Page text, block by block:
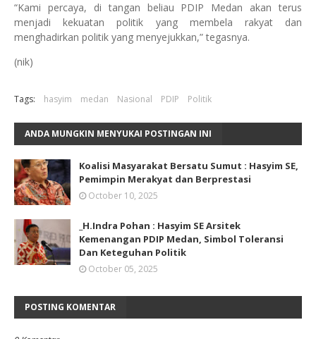
“Kami percaya, di tangan beliau PDIP Medan akan terus
menjadi kekuatan politik yang membela rakyat dan
menghadirkan politik yang menyejukkan,” tegasnya.
(nik)
Tags: hasyim medan Nasional PDIP Politik
ANDA MUNGKIN MENYUKAI POSTINGAN INI
Koalisi Masyarakat Bersatu Sumut : Hasyim SE,
Pemimpin Merakyat dan Berprestasi
October 10, 2025
_H.Indra Pohan : Hasyim SE Arsitek
Kemenangan PDIP Medan, Simbol Toleransi
Dan Keteguhan Politik
October 05, 2025
POSTING KOMENTAR